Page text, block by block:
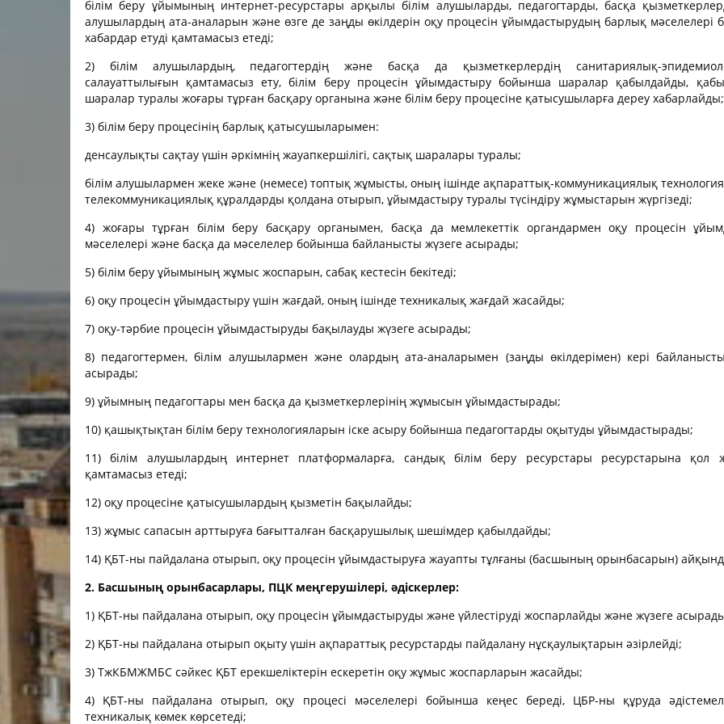
Ғылыми-әдістемелік жұмыс
сатысы)
Өндірістік оқыту жұмысы және
жұмысқа орналастыру
Колледж тәрбие жұмысы
Жастар ісі жөніндегі комитет
Психологиялық-педагогикалық
Кураторлардың тәрбие жұмысы
Кәсіптік бағдар беру жұмыстары
Сыбайлас жемқорлыққа қарсы іс-
Оқу-материалдық база
Колледж оқытушыларының сапалық
2025-2026 оқу жылына жылдық
2026-2027 оқу жылына жылдық
жұмыс жоспары
«Актерлік өнер» ПЦК
«Интерьер дизайны» ПЦК
ДБМ-нің бейіндік циклі
ДБМ тәрбие жұмысы
ДБМ психологиялық-
қолдау қызметін құру
«Мектепке жол» акциясы
«Кескіндеме» мамандығы
«Үрмелі және ұрмалы аспаптар»
«Актерлік өнер» мамандығы
Колледжге түсу емтихандарының
нәтижелері/2024
Колледжге түсу емтихандарының
нәтижелері/2022
Колледжге түсу емтихандарының
нәтижелері/2023
білім беру ұйымының интернет-ресурстары арқылы білім алушыларды, педагогтарды, басқа
алушылардың ата-аналарын және өзге де заңды өкілдерін оқу процесін ұйымдастырудың барлық мәселелері
хабардар етуді қамтамасыз етеді;
2) білім алушылардың, педагогтердің және басқа да қызметкерлердің санитариялық-
салауаттылығын қамтамасыз ету, білім беру процесін ұйымдастыру бойынша шаралар қабылдайды,
шаралар туралы жоғары тұрған басқару органына және білім беру процесіне қатысушыларға дереу хабарлайды;
3) білім беру процесінің барлық қатысушыларымен:
денсаулықты сақтау үшін әркімнің жауапкершілігі, сақтық шаралары туралы;
білім алушылармен жеке және (немесе) топтық жұмысты, оның ішінде ақпараттық-коммуникациялық
телекоммуникациялық құралдарды қолдана отырып, ұйымдастыру туралы түсіндіру жұмыстарын жүргізеді;
4) жоғары тұрған білім беру басқару органымен, басқа да мемлекеттік органдармен оқу процесін
мәселелері және басқа да мәселелер бойынша байланысты жүзеге асырады;
5) білім беру ұйымының жұмыс жоспарын, сабақ кестесін бекітеді;
6) оқу процесін ұйымдастыру үшін жағдай, оның ішінде техникалық жағдай жасайды;
7) оқу-тәрбие процесін ұйымдастыруды бақылауды жүзеге асырады;
8) педагогтермен, білім алушылармен және олардың ата-аналарымен (заңды өкілдерімен) кері
асырады;
9) ұйымның педагогтары мен басқа да қызметкерлерінің жұмысын ұйымдастырады;
10) қашықтықтан білім беру технологияларын іске асыру бойынша педагогтарды оқытуды ұйымдастырады;
11) білім алушылардың интернет платформаларға, сандық білім беру ресурстары ресурстарына қол
қамтамасыз етеді;
12) оқу процесіне қатысушылардың қызметін бақылайды;
13) жұмыс сапасын арттыруға бағытталған басқарушылық шешімдер қабылдайды;
14) ҚБТ-ны пайдалана отырып, оқу процесін ұйымдастыруға жауапты тұлғаны (басшының орынбасарын)
2. Басшының орынбасарлары, ПЦК меңгерушілері, әдіскерлер:
1) ҚБТ-ны пайдалана отырып, оқу процесін ұйымдастыруды және үйлестіруді жоспарлайды және жүзеге
2) ҚБТ-ны пайдалана отырып оқыту үшін ақпараттық ресурстарды пайдалану нұсқаулықтарын әзірлейді;
3) ТжКБМЖМБС сәйкес ҚБТ ерекшеліктерін ескеретін оқу жұмыс жоспарларын жасайды;
4) ҚБТ-ны пайдалана отырып, оқу процесі мәселелері бойынша кеңес береді, ЦБР-ны құруда
техникалық көмек көрсетеді;